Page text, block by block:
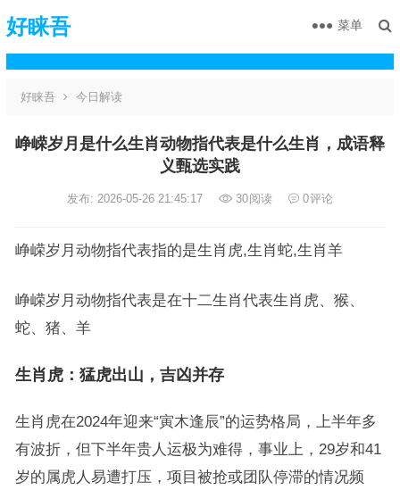
好睐吾 菜单
好睐吾 今日解读
峥嵘岁月是什么生肖动物指代表是什么生肖，成语释
义甄选实践
发布: 2026-05-26 21:45:17 30阅读 0评论
峥嵘岁月动物指代表指的是生肖虎,生肖蛇,生肖羊
峥嵘岁月动物指代表是在十二生肖代表生肖虎、猴、
蛇、猪、羊
生肖虎：猛虎出山，吉凶并存
生肖虎在2024年迎来“寅木逢辰”的运势格局，上半年多
有波折，但下半年贵人运极为难得，事业上，29岁和41
岁的属虎人易遭打压，项目被抢或团队停滞的情况频